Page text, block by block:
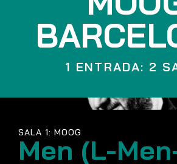
1 ENTRADA: 2
SALA 1: MOOG
Men (L-